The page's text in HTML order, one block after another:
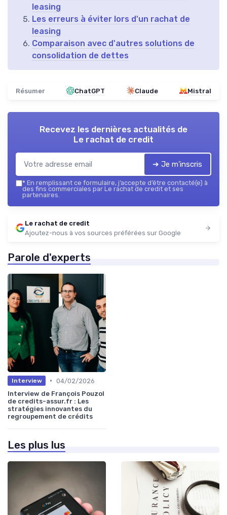
leasing
Les erreurs à éviter lors d'un rachat de
leasing
Comparaison avec d'autres solutions de
consolidation de dettes
Résumer ChatGPT Claude Mistral
Recevez les dernières actualités de
Le rachat de credit
➔ Je m'inscris
* En remplissant ce formulaire, j’accepte d’être contacté(e) à
des fins commerciales par Le rachat de credit et ses
partenaires.
Le rachat de credit
Ajoutez-nous à vos sources préférées sur Google
Parole d'experts
Interview • 04/02/2026
Interview de François Pouzol
de credits-assur.fr : Les
stratégies innovantes du
regroupement de crédits
Les plus lus